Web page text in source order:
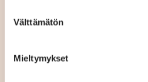
valinta
Välttämätön
Mieltymykset
kohteissa erityisen tärkeää.
ennenaikaiseen ja